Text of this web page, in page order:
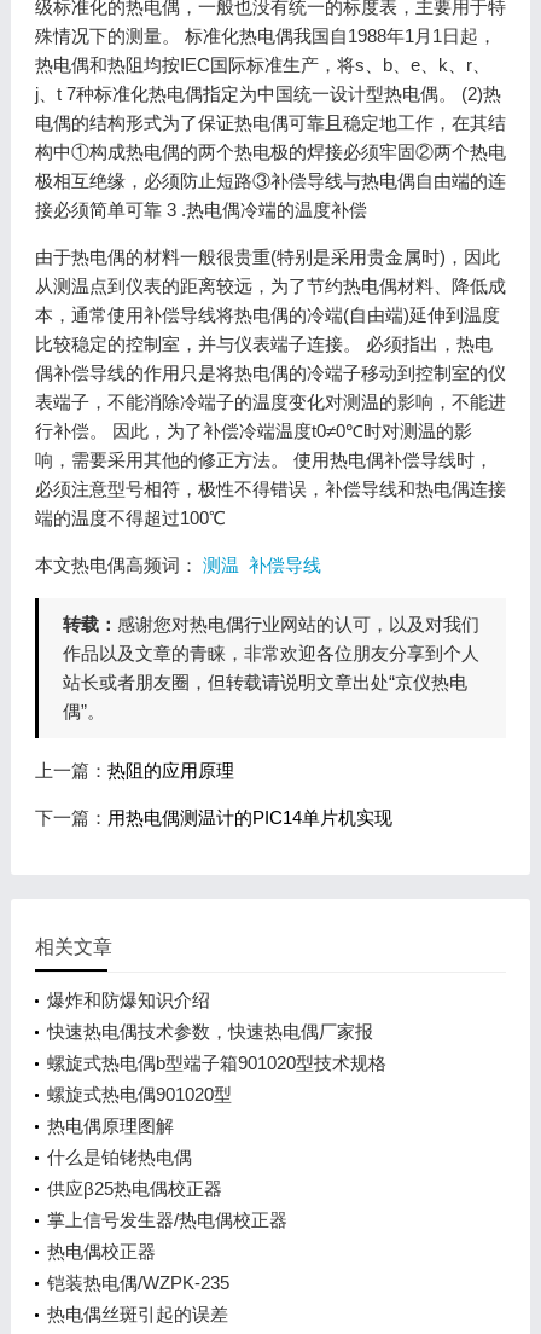
级标准化的热电偶，一般也没有统一的标度表，主要用于特
殊情况下的测量。 标准化热电偶我国自1988年1月1日起，
热电偶和热阻均按IEC国际标准生产，将s、b、e、k、r、
j、t 7种标准化热电偶指定为中国统一设计型热电偶。 (2)热
电偶的结构形式为了保证热电偶可靠且稳定地工作，在其结
构中①构成热电偶的两个热电极的焊接必须牢固②两个热电
极相互绝缘，必须防止短路③补偿导线与热电偶自由端的连
接必须简单可靠 3 .热电偶冷端的温度补偿
由于热电偶的材料一般很贵重(特别是采用贵金属时)，因此
从测温点到仪表的距离较远，为了节约热电偶材料、降低成
本，通常使用补偿导线将热电偶的冷端(自由端)延伸到温度
比较稳定的控制室，并与仪表端子连接。 必须指出，热电
偶补偿导线的作用只是将热电偶的冷端子移动到控制室的仪
表端子，不能消除冷端子的温度变化对测温的影响，不能进
行补偿。 因此，为了补偿冷端温度t0≠0℃时对测温的影
响，需要采用其他的修正方法。 使用热电偶补偿导线时，
必须注意型号相符，极性不得错误，补偿导线和热电偶连接
端的温度不得超过100℃
本文热电偶高频词： 测温 补偿导线
转载： 感谢您对热电偶行业网站的认可，以及对我们
作品以及文章的青睐，非常欢迎各位朋友分享到个人
站长或者朋友圈，但转载请说明文章出处“京仪热电
偶”。
上一篇： 热阻的应用原理
下一篇： 用热电偶测温计的PIC14单片机实现
相关文章
爆炸和防爆知识介绍
快速热电偶技术参数，快速热电偶厂家报
螺旋式热电偶b型端子箱901020型技术规格
螺旋式热电偶901020型
热电偶原理图解
什么是铂铑热电偶
供应β25热电偶校正器
掌上信号发生器/热电偶校正器
热电偶校正器
铠装热电偶/WZPK-235
热电偶丝斑引起的误差